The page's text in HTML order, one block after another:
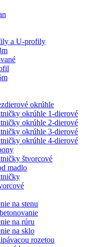
a U-profily
okrúhle
okrúhle 1-dierové
okrúhle 2-dierové
okrúhle 3-dierové
okrúhle 4-dierové
štvorcové
madlo
na stenu
na rúru
na sklo
rozetou